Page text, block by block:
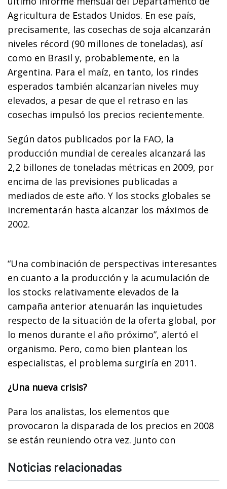
Agricultura de Estados Unidos. En ese país,
precisamente, las cosechas de soja alcanzarán
niveles récord (90 millones de toneladas), así
como en Brasil y, probablemente, en la
Argentina. Para el maíz, en tanto, los rindes
esperados también alcanzarían niveles muy
elevados, a pesar de que el retraso en las
cosechas impulsó los precios recientemente.
Según datos publicados por la FAO, la
producción mundial de cereales alcanzará las
2,2 billones de toneladas métricas en 2009, por
encima de las previsiones publicadas a
mediados de este año. Y los stocks globales se
incrementarán hasta alcanzar los máximos de
2002.
“Una combinación de perspectivas interesantes
en cuanto a la producción y la acumulación de
los stocks relativamente elevados de la
campaña anterior atenuarán las inquietudes
respecto de la situación de la oferta global, por
lo menos durante el año próximo”, alertó el
organismo. Pero, como bien plantean los
especialistas, el problema surgiría en 2011.
¿Una nueva crisis?
Para los analistas, los elementos que
provocaron la disparada de los precios en 2008
se están reuniendo otra vez. Junto con
Noticias relacionadas